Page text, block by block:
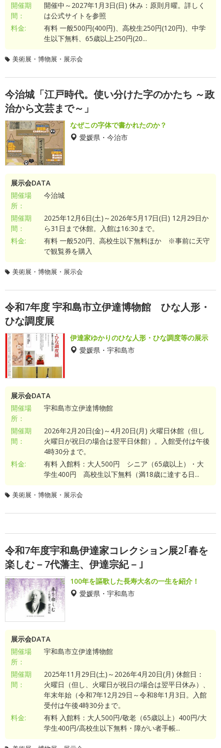
開催期
間：
開催中～2027年1月3日(日) 休み：原則月曜。詳しく
は公式サイトを参照
料金:
有料 一般500円(400円)、高校生250円(120円)、中学
生以下無料、65歳以上250円(20...
美術展・博物展・展示会
今治城「江戸時代。使い分けた字のかたち ～政
治から文芸まで～」
なぜこの字体で書かれたのか？
愛媛県・今治市
展示会DATA
開催場
所：
今治城
開催期
間：
2025年12月6日(土)～2026年5月17日(日) 12月29日か
ら31日まで休館。入館は16:30まで。
料金:
有料 一般520円、高校生以下無料ほか ※事前に天守
で観覧券を購入
美術展・博物展・展示会
令和7年度 宇和島市立伊達博物館 ひな人形・
ひな調度展
伊達家ゆかりのひな人形・ひな調度等の展示
愛媛県・宇和島市
展示会DATA
開催場
所：
宇和島市立伊達博物館
開催期
間：
2026年2月20日(金)～4月20日(月) 火曜日休館（但し
火曜日が祝日の場合は翌平日休館）。入館受付は午後
4時30分まで。
料金:
有料 入館料：大人500円 シニア（65歳以上）・大
学生400円 高校生以下無料（満18歳に達する日...
美術展・博物展・展示会
令和7年度宇和島伊達家コレクション展2｢春を
楽しむ－7代藩主、伊達宗紀－｣
100年を謳歌した長寿大名の一生を紹介！
愛媛県・宇和島市
展示会DATA
開催場
所：
宇和島市立伊達博物館
開催期
間：
2025年11月29日(土)～2026年4月20日(月) 休館日：
火曜日（但し、火曜日が祝日の場合は翌平日休み）、
年末年始（令和7年12月29日～令和8年1月3日。入館
受付は午後4時30分まで。
料金:
有料 入館料：大人500円/敬老（65歳以上）400円/大
学生400円/高校生以下無料・障がい者手帳...